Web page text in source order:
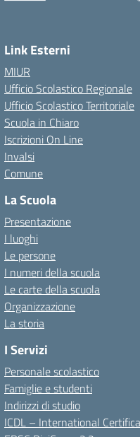
Link Esterni
MIUR
Ufficio Scolastico Regionale
Ufficio Scolastico Territoriale
Scuola in Chiaro
Iscrizioni On Line
Invalsi
Comune
La Scuola
Presentazione
I luoghi
Le persone
I numeri della scuola
Le carte della scuola
Organizzazione
La storia
I Servizi
Personale scolastico
Famiglie e studenti
Indirizzi di studio
ICDL – International